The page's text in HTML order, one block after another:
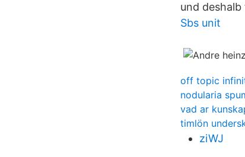
und
Sbs unit
off topic
nodularia
vad ar
timlön
ziWJ